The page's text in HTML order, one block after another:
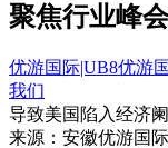
聚焦行业峰会
优游国际|UB8优游
我们
导致美国陷入经济
来源：安徽优游国